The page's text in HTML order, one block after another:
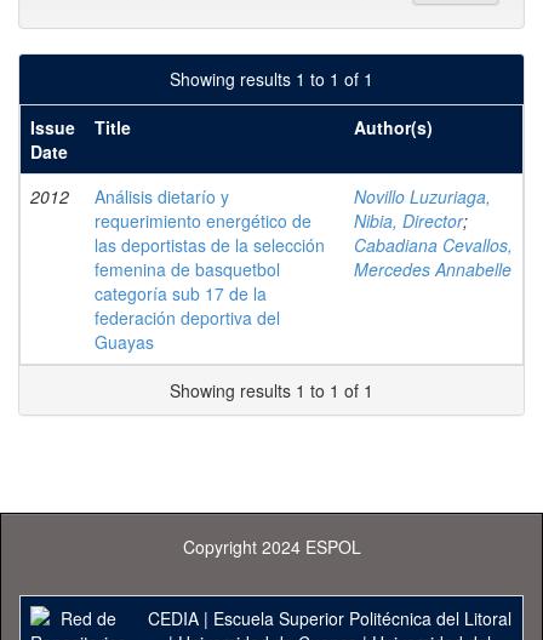
Showing results 1 to 1 of 1
Issue
Date
Title Author(s)
2012
Análisis dietarío y
requerimiento energético de
las deportistas de la selección
femenina de basquetbol
categoría sub 17 de la
federación deportiva del
Guayas
Novillo Luzuriaga,
Nibia, Director;
Cabadiana Cevallos,
Mercedes Annabelle
Showing results 1 to 1 of 1
Copyright 2024 ESPOL
CEDIA| Escuela Superior Politécnica del Litoral